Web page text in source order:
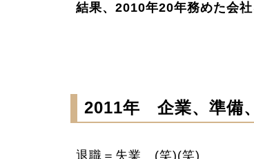
結果、2010年20年務めた会社
2011年 企業、準備
退職＝失業 (笑)(笑)